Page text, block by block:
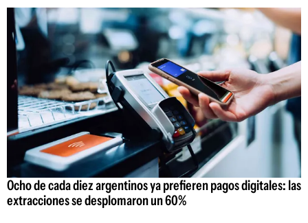
Ocho de cada diez argentinos ya prefieren pagos digitales: las
extracciones se desplomaron un 60%